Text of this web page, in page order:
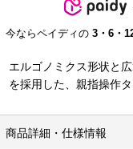
今ならペイディの 3・6・
エルゴノミクス形状と
を採用した、親指操作
商品詳細・仕様情報